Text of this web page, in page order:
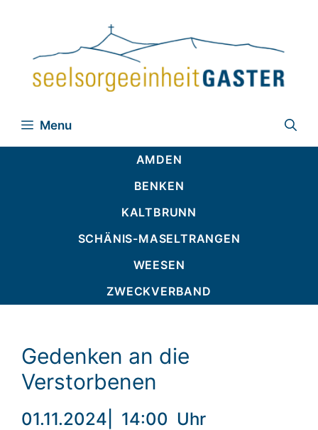
Menu
AMDEN
BENKEN
KALTBRUNN
SCHÄNIS-MASELTRANGEN
WEESEN
ZWECKVERBAND
Gedenken an die
Verstorbenen
01.11.2024 14:00 Uhr